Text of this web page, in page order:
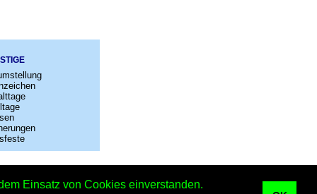
Einsatz von Cookies einverstanden.